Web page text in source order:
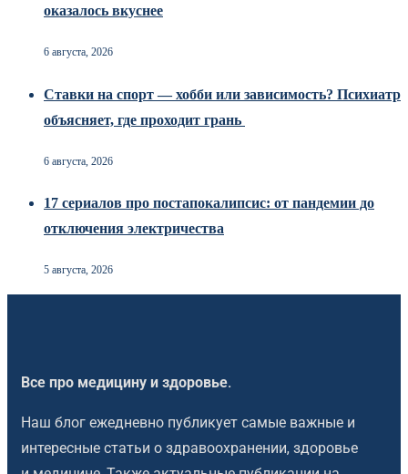
оказалось вкуснее
6 августа, 2026
Ставки на спорт — хобби или зависимость? Психиатр
объясняет, где проходит грань
6 августа, 2026
17 сериалов про постапокалипсис: от пандемии до
отключения электричества
5 августа, 2026
Все про медицину и здоровье.
Наш блог ежедневно публикует самые важные и
интересные статьи о здравоохранении, здоровье